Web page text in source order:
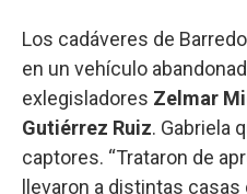
Los cadáveres de
en un vehículo
exlegisladores Zelmar
Gutiérrez Ruiz. Gabriela
captores. “Trataron de
llevaron a distintas